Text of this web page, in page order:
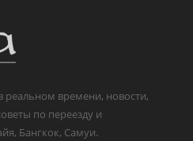
реальном времени, новости,
по переезду и
Бангкок, Самуи.